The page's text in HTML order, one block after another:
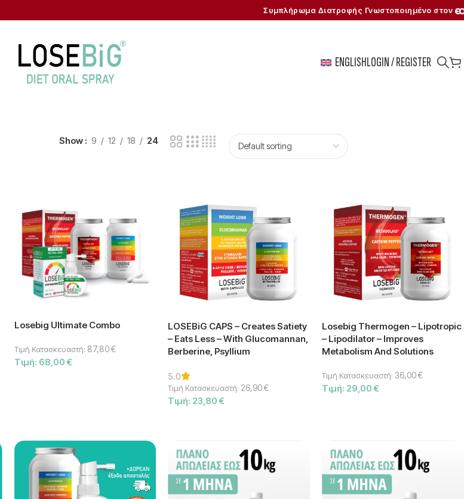
Συμπλήρωμα Διατροφής Γνωστοποιημένο στον
ENGLISHLOGIN / REGISTER
Show 9 12 18 24
Losebig Ultimate Combo
Τιμή Κατασκευαστή: 87,80€
Τιμή: 68,00 €
LOSEBiG CAPS – Creates Satiety
– Eats Less – With Glucomannan,
Berberine, Psyllium
5.0
Τιμή Κατασκευαστή: 26,90€
Τιμή: 23,80€
Losebig Thermogen – Lipotropic
– Lipodilator – Improves
Metabolism And Solutions
Τιμή Κατασκευαστή: 36,00€
Τιμή: 29,00€